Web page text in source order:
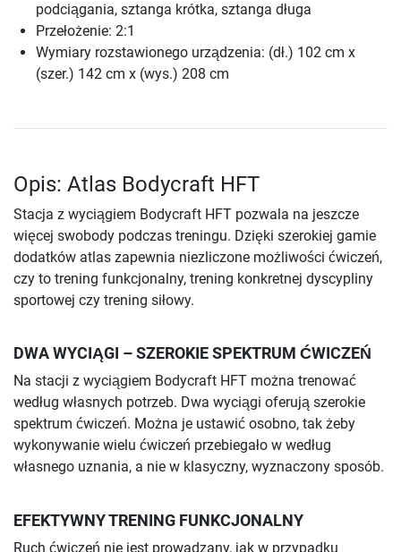
podciągania, sztanga krótka, sztanga długa
Przełożenie: 2:1
Wymiary rozstawionego urządzenia: (dł.) 102 cm x
(szer.) 142 cm x (wys.) 208 cm
Opis: Atlas Bodycraft HFT
Stacja z wyciągiem Bodycraft HFT pozwala na jeszcze
więcej swobody podczas treningu. Dzięki szerokiej gamie
dodatków atlas zapewnia niezliczone możliwości ćwiczeń,
czy to trening funkcjonalny, trening konkretnej dyscypliny
sportowej czy trening siłowy.
DWA WYCIĄGI – SZEROKIE SPEKTRUM ĆWICZEŃ
Na stacji z wyciągiem Bodycraft HFT można trenować
według własnych potrzeb. Dwa wyciągi oferują szerokie
spektrum ćwiczeń. Można je ustawić osobno, tak żeby
wykonywanie wielu ćwiczeń przebiegało w według
własnego uznania, a nie w klasyczny, wyznaczony sposób.
EFEKTYWNY TRENING FUNKCJONALNY
Ruch ćwiczeń nie jest prowadzany, jak w przypadku